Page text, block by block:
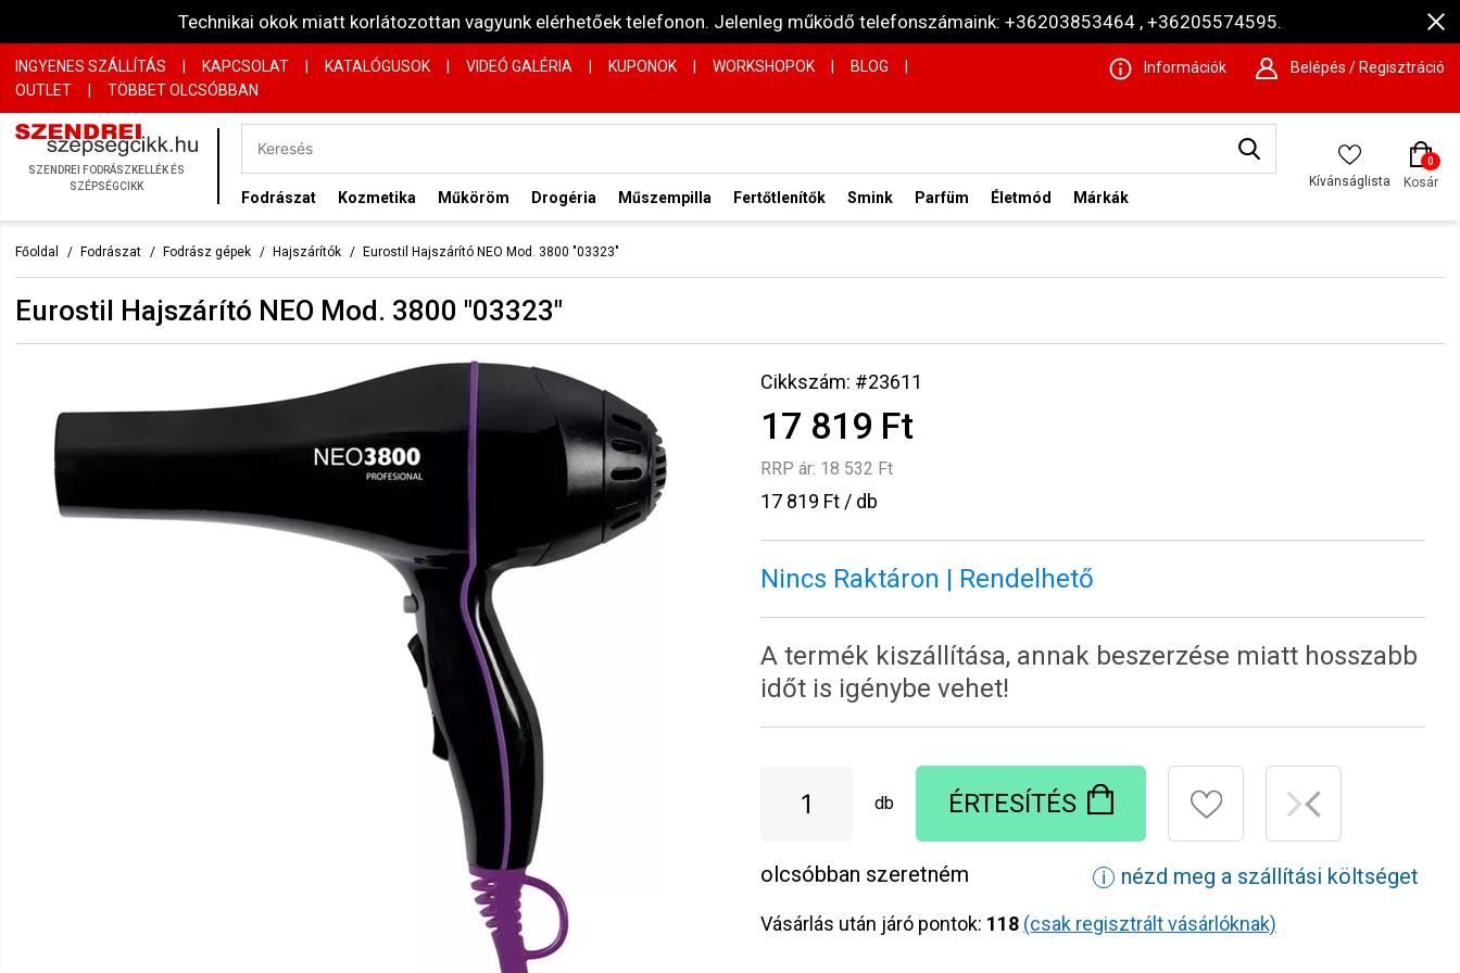
Technikai okok miatt korlátozottan vagyunk elérhetőek telefonon. Jelenleg működő telefonszámaink: +36203853464 , +36205574595.
INGYENES SZÁLLÍTÁS KAPCSOLAT KATALÓGUSOK VIDEÓ GALÉRIA KUPONOK WORKSHOPOK BLOG
OUTLET
| TÖBBET OLCSÓBBAN
Információk Belépés / Regisztráció
SZENDREI FODRÁSZKELLÉK ÉS
SZÉPSÉGCIKK
Fodrászat Kozmetika Műköröm Drogéria Műszempilla Fertőtlenítők Smink Parfüm Életmód Márkák
Kívánságlista
0
Kosár
Főoldal Fodrászat Fodrász gépek Hajszárítók Eurostil Hajszárító NEO Mod. 3800 "03323"
Eurostil Hajszárító NEO Mod. 3800 "03323"
Cikkszám: #23611
17 819 Ft
RRP ár: 18 532 Ft
17 819 Ft / db
Nincs Raktáron | Rendelhető
A termék kiszállítása, annak beszerzése miatt hosszabb
időt is igénybe vehet!
db ÉRTESÍTÉS
olcsóbban szeretném ℹ nézd meg a szállítási költséget
Vásárlás után járó pontok: 118 (csak regisztrált vásárlóknak)